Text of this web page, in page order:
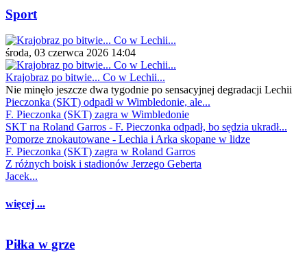
Sport
środa, 03 czerwca 2026 14:04
Krajobraz po bitwie... Co w Lechii...
Nie minęło jeszcze dwa tygodnie po sensacyjnej degradacji Lechii
Pieczonka (SKT) odpadł w Wimbledonie, ale...
F. Pieczonka (SKT) zagra w Wimbledonie
SKT na Roland Garros - F. Pieczonka odpadł, bo sędzia ukradł...
Pomorze znokautowane - Lechia i Arka skopane w lidze
F. Pieczonka (SKT) zagra w Roland Garros
Z różnych boisk i stadionów Jerzego Geberta
Jacek...
więcej ...
Piłka w grze